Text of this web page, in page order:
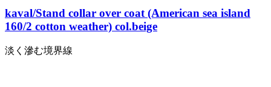
kaval/Stand collar over coat (American sea island
160/2 cotton weather) col.beige
淡く滲む境界線